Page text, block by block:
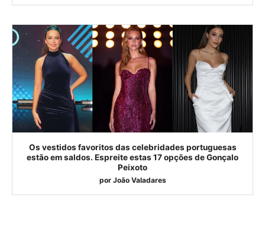
Os vestidos favoritos das celebridades portuguesas
estão em saldos. Espreite estas 17 opções de Gonçalo
Peixoto
por João Valadares